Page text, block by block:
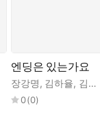
,이서수
엔딩은 있는가요
장강명, 김하율, 김현진
0(0)